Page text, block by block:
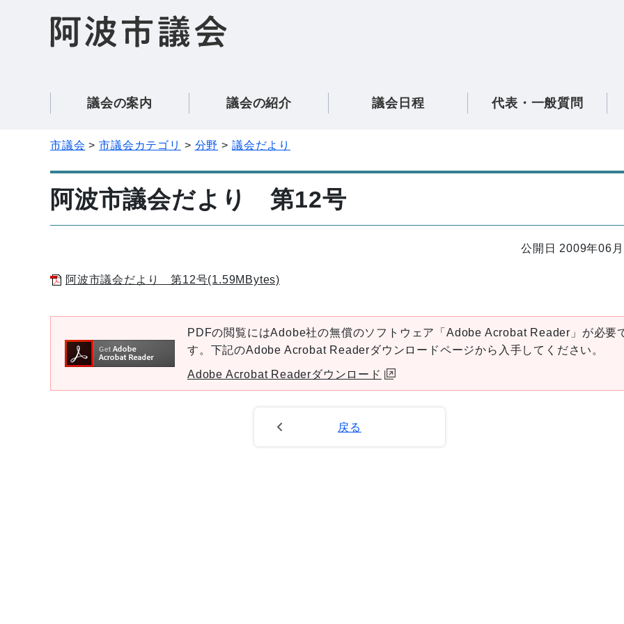
議会の案内 議会の紹介 議会日程 代表・一般質問
市議会 市議会カテゴリ 分野 議会だより
阿波市議会だより 第12号
公開日 2009年06
阿波市議会だより 第12号(1.59MBytes)
PDFの閲覧にはAdobe社の無償のソフトウェア「Adobe Acrobat Reader」が必要
す。下記のAdobe Acrobat Readerダウンロードページから入手してください。
Adobe Acrobat Readerダウンロード
戻る